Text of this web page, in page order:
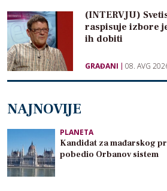
(INTERVJU)
raspisuje izbore
ih dobiti
GRAĐANI 08. AVG
NAJNOVIJE
PLANETA
Kandidat za mađarskog
pobedio Orbanov sistem